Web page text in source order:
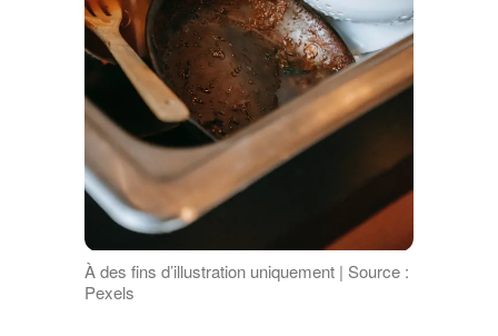
À des fins d’illustration uniquement | Source :
Pexels